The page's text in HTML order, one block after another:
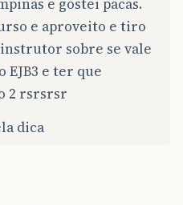
e aproveito e tiro
instrutor sobre se vale
EJB3 e ter que
2 rsrsrsr
dica